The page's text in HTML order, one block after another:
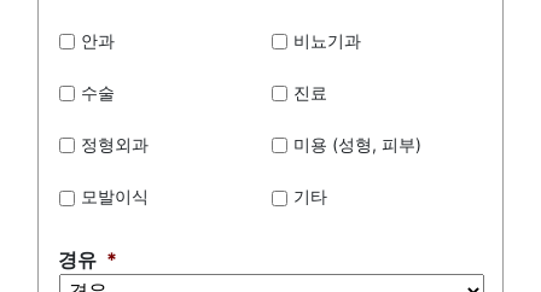
안과 비뇨기과
수술 진료
정형외과 미용 (성형, 피부)
모발이식 기타
경유 *